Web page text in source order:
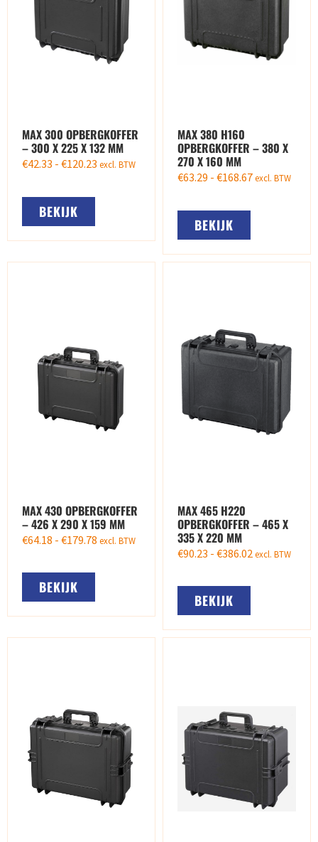
MAX 300 OPBERGKOFFER
– 300 X 225 X 132 MM
€42.33 - €120.23 excl. BTW
BEKIJK
MAX 380 H160
OPBERGKOFFER – 380 X
270 X 160 MM
€63.29 - €168.67excl. BTW
BEKIJK
MAX 430 OPBERGKOFFER
– 426 X 290 X 159 MM
€64.18 - €179.78 excl. BTW
BEKIJK
MAX 465 H220
OPBERGKOFFER – 465 X
335 X 220 MM
€90.23 - €386.02excl. BTW
BEKIJK